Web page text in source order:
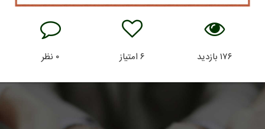
۱۷۶ بازدید ۶امتیاز ۰ نظر